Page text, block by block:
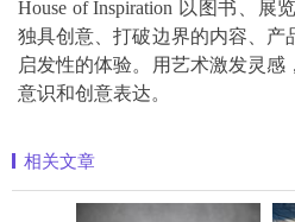
House of Inspiration 以图书、展
独具创意、打破边界的内容、产
启发性的体验。用艺术激发灵
意识和创意表达。
相关文章